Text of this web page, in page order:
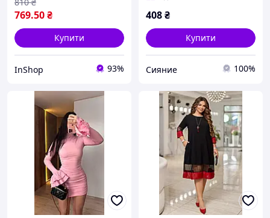
769.50₴
Купити
InShop 93%
408₴
Купити
Сияние 100%